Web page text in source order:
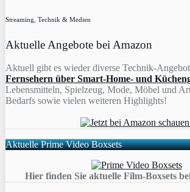
Streaming, Technik & Medien
Aktuelle Angebote bei Amazon
Aktuell gibt es wieder diverse Technik-
Fernsehern über Smart-Home- und
Lebensmitteln, Spielzeug, Mode, Möbel und
Bedarfs sowie vielen weiteren Highlights!
Aktuelle Prime Video Boxsets
Hier finden Sie aktuelle Film-Boxsets